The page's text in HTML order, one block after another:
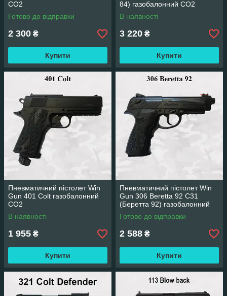
CO2
Готово до відправки
2 300 ₴
Купити
84) газобалонний CO2
В наявності
3 220 ₴
Купити
Пневматичний пістолет Win
Gun 401 Colt газобалонний
CO2
В наявності
1 955 ₴
Купити
Пневматичний пістолет Win
Gun 306 Beretta 92 C31
(Беретта 92) газобалонний
CO2
Готово до відправки
2 588 ₴
Купити